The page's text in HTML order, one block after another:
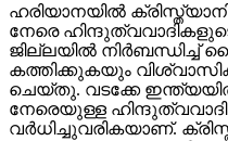
ഹരിയാനയില്‍
നേരെ
ജില്ലയില്‍
കത്തിക്കുകയും
ചെയ്തു. വടക്കേ
നേരെയുള്ള
വര്‍ധിച്ചുവരികയാണ്.